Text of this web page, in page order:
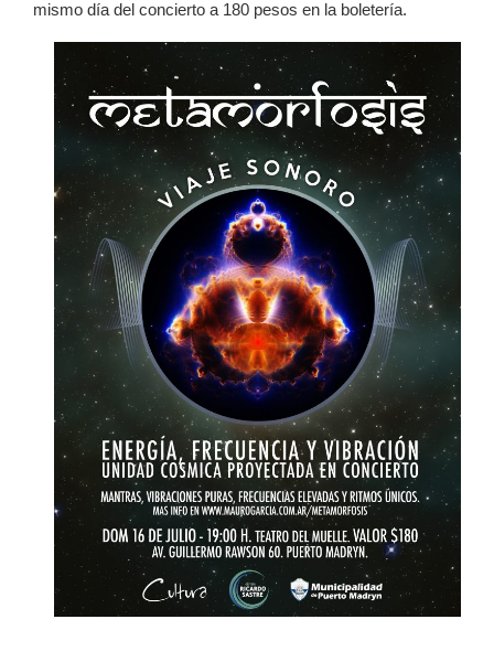
mismo día del concierto a 180 pesos en la boletería.